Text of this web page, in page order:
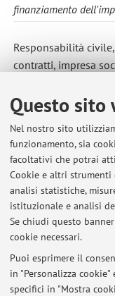
Questo sito
Nel nostro sito
funzionamento, sia
facoltativi che potrai
Cookie e altri
analisi statistiche,
istituzionale e analisi
Se chiudi questo
cookie necessari.
Puoi esprimere il
in "Personalizza
specifici in "Mostra
finanziamento
Responsabilità
contratti, impresa
Chiarimenti sulla
discipline del corso
Pubblicato il: 11 settembre
ISTITUZIONI DI DIRITTO
SUDDIVISI TRA PRIMO E
Pubblicato il: 09 febbraio
Convegno su PSD2 e